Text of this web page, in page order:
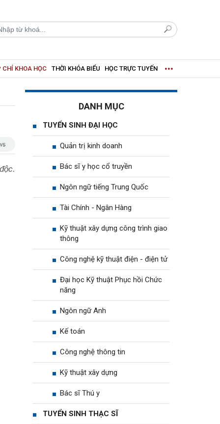
CHÍ KHOA HỌC THỜI KHÓA BIỂU HỌC TRỰC TUYẾN
DANH MỤC
TUYỂN SINH ĐẠI HỌC
Quản trị kinh doanh
Bác sĩ y học cổ truyền
Ngôn ngữ tiếng Trung Quốc
Tài Chính - Ngân Hàng
Kỹ thuật xây dựng công trình giao
thông
Công nghệ kỹ thuật điện - điện tử
Đại học Kỹ thuật Phục hồi Chức
năng
Ngôn ngữ Anh
Kế toán
Công nghệ thông tin
Kỹ thuật xây dựng
Bác sĩ Thú y
TUYỂN SINH THẠC SĨ